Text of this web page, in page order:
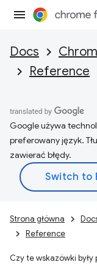
Docs
Reference
Google używa
preferowany język.
zawierać błędy.
Strona główna
Reference
Czy te wskazówki były